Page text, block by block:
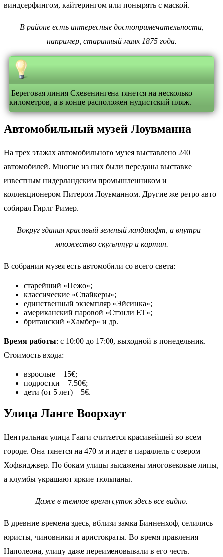
виндсерфингом, кайтерингом или понырять с маской.
В районе есть интересные достопримечательности,
например, старинный маяк 1875 года.
Береговая линия Схевенингена тянется на несколько
километров, а в конце расположен нудистский пляж.
Автомобильный музей Лоувманна
На трех этажах автомобильного музея выставлено 240
автомобилей. Многие из них были переданы выставке
известным нидерландским промышленником и
коллекционером Питером Лоувманном. Другие же ретро авто
собирал Гирлг Ример.
Вокруг здания красивый зеленый ландшафт, а внутри –
множество скульптур и картин.
В собрании музея есть автомобили со всего света:
старейший «Пежо»;
классические «Спайкеры»;
единственный экземпляр «Эйсинка»;
американский паровой «Стэнли ЕТ»;
британский «Хамбер» и др.
Время работы: с 10:00 до 17:00, выходной в понедельник.
Стоимость входа:
взрослые – 15€;
подростки – 7.50€;
дети (от 5 лет) – 5€.
Улица Ланге Воорхаут
Центральная улица Гааги считается красивейшей во всем
городе. Она тянется на 470 м и идет в параллель с озером
Хофвиджвер. По бокам улицы высажены многовековые липы,
а клумбы украшают яркие тюльпаны.
Даже в темное время суток здесь все видно.
В древние времена здесь, вблизи замка Бинненхоф, селились
юристы, чиновники и аристократы. Во время правления
Наполеона, улицу даже переименовывали в его честь.